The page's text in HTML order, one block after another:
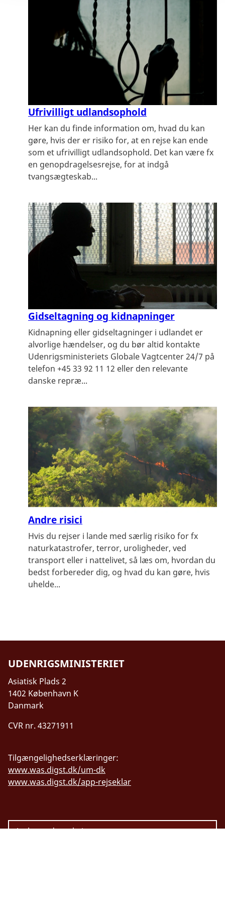
Ufrivilligt udlandsophold
Her kan du finde information om, hvad du kan
gøre, hvis der er risiko for, at en rejse kan ende
som et ufrivilligt udlandsophold. Det kan være fx
en genopdragelsesrejse, for at indgå
tvangsægteskab...
Gidseltagning og kidnapninger
Kidnapning eller gidseltagninger i udlandet er
alvorlige hændelser, og du bør altid kontakte
Udenrigsministeriets Globale Vagtcenter 24/7 på
telefon +45 33 92 11 12 eller den relevante
danske repræ...
Andre risici
Hvis du rejser i lande med særlig risiko for fx
naturkatastrofer, terror, uroligheder, ved
transport eller i nattelivet, så læs om, hvordan du
bedst forbereder dig, og hvad du kan gøre, hvis
uhelde...
UDENRIGSMINISTERIET
Asiatisk Plads 2
1402 København K
Danmark
CVR nr. 43271911
Tilgængelighedserklæringer:
www.was.digst.dk/um-dk
www.was.digst.dk/app-rejseklar